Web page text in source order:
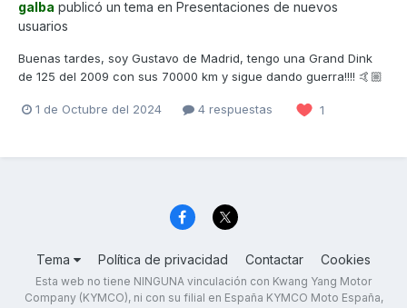
galba publicó un tema en Presentaciones de nuevos
usuarios
Buenas tardes, soy Gustavo de Madrid, tengo una Grand Dink
de 125 del 2009 con sus 70000 km y sigue dando guerra!!!! 🤙🏼
1 de Octubre del 2024 4 respuestas 1
Tema Política de privacidad Contactar Cookies
Esta web no tiene NINGUNA vinculación con Kwang Yang Motor
Company (KYMCO), ni con su filial en España KYMCO Moto España,